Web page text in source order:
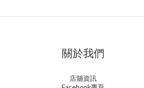
關於我們
店舖資訊